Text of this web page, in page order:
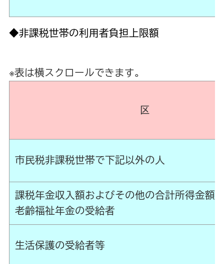
◆非課税世帯の利用者負担上限額
※表は横スクロールできます。
区
市民税非課税世帯で下記以外の人
課税年金収入額およびその他の合計所
老齢福祉年金の受給者
生活保護の受給者等